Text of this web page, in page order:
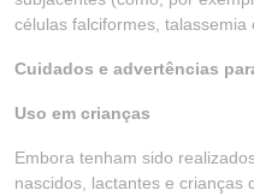
células falciformes, talassemia
Cuidados e advertências
Uso em crianças
Embora tenham sido
nascidos, lactantes e crianças